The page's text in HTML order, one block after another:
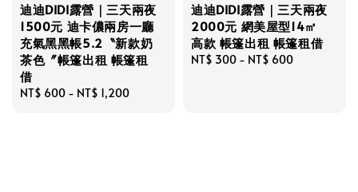
迪迪DIDI露營｜三天兩夜
1500元 迪卡儂兩房一廳
充氣黑黑帳5.2〝新款奶
茶色〞帳篷出租 帳篷租
借
Regular
NT$ 600 - NT$ 1,200
迪迪DIDI露營｜三天兩夜
2000元 網美屋型14㎡
高款 帳篷出租 帳篷租借
Regular
NT$ 300 - NT$ 600